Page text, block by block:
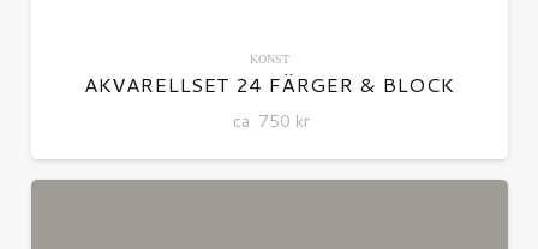
KONST
AKVARELLSET 24 FÄRGER & BLOCK
ca 750 kr